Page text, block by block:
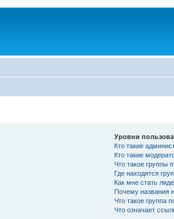
Уровни
Кто такие
Кто такие
Что такое группы
Где находятся
Как мне стать
Почему названия
Что такое группа
Что означает